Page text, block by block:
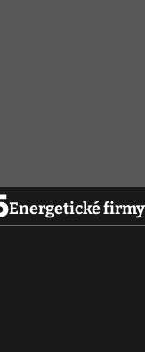
Energetické